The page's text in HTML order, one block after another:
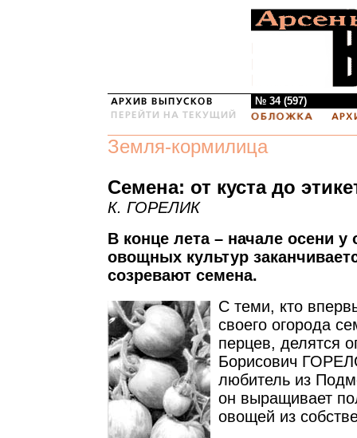
№ 34 (597)
Земля-кормилица
Семена: от куста до
К. ГОРЕЛИК
В конце лета – начале oceни у
овощных культур
созревают семена.
С теми, кто
своего огорода
перцев, делятся
Борисович
любитель из
он выращивает
овощей из